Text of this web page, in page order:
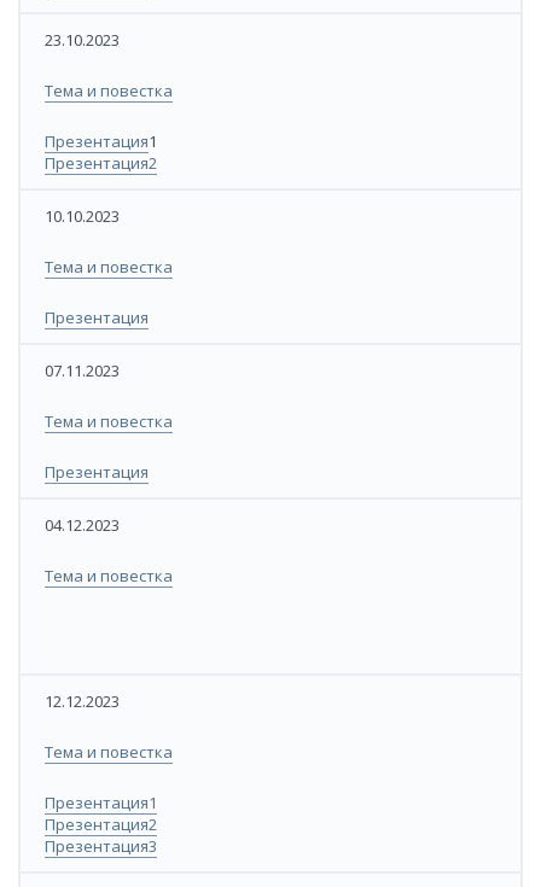
23.10.2023
​Тема и повестка
​Презентация1
​Презентация2
10.10.2023
​Тема и повестка
​Презентация
​07.11.2023
​​Тема и повестка
​​Презентация
04.12.2023
​Тема и повестка
​12.12.2023
​​​Тема и повестка​
​​Презентация1
​Презентация2
​Презентация3